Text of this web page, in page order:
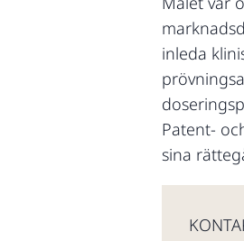
inleda
Patent-
sina